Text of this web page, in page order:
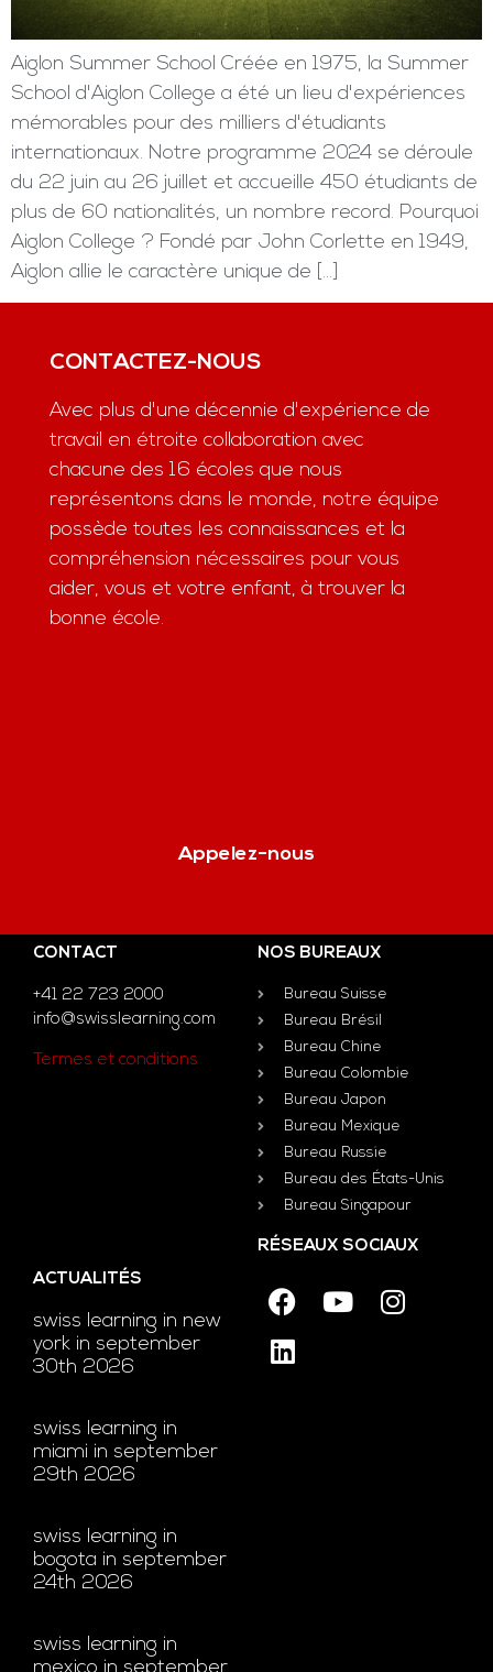
Aiglon Summer School Créée en 1975, la Summer
School d'Aiglon College a été un lieu d'expériences
mémorables pour des milliers d'étudiants
internationaux. Notre programme 2024 se déroule
du 22 juin au 26 juillet et accueille 450 étudiants de
plus de 60 nationalités, un nombre record. Pourquoi
Aiglon College ? Fondé par John Corlette en 1949,
Aiglon allie le caractère unique de […]
CONTACTEZ-NOUS
Avec plus d'une décennie d'expérience de
travail en étroite collaboration avec
chacune des 16 écoles que nous
représentons dans le monde, notre équipe
possède toutes les connaissances et la
compréhension nécessaires pour vous
aider, vous et votre enfant, à trouver la
bonne école.
Appelez-nous
CONTACT
+41 22 723 2000
info@swisslearning.com
Termes et conditions
NOS BUREAUX
Bureau Suisse
Bureau Brésil
Bureau Chine
Bureau Colombie
Bureau Japon
Bureau Mexique
Bureau Russie
Bureau des États-Unis
Bureau Singapour
ACTUALITÉS
swiss learning in new
york in september
30th 2026
swiss learning in
miami in september
29th 2026
swiss learning in
bogota in september
24th 2026
swiss learning in
RÉSEAUX SOCIAUX